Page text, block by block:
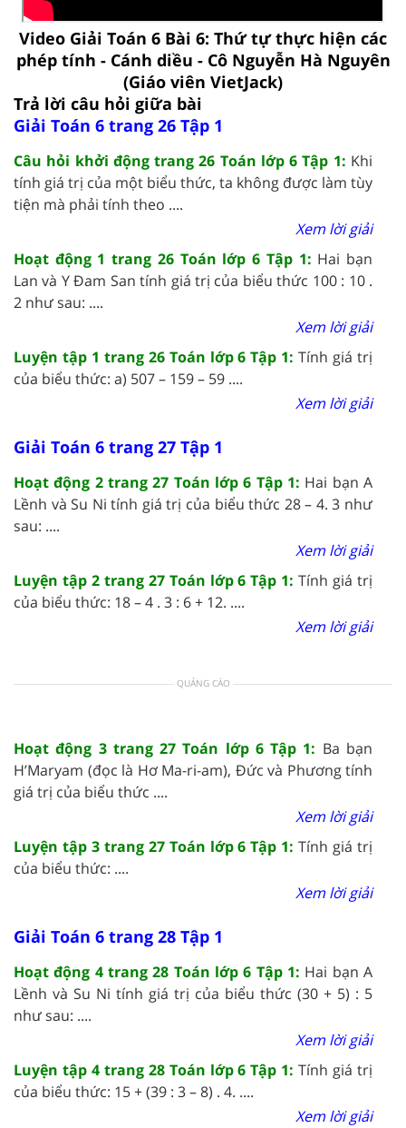
Video Giải Toán 6 Bài 6: Thứ tự thực hiện các
phép tính - Cánh diều - Cô Nguyễn Hà Nguyên
(Giáo viên VietJack)
Trả lời câu hỏi giữa bài
Giải Toán 6 trang 26 Tập 1
Câu hỏi khởi động trang 26 Toán lớp 6 Tập 1: Khi
tính giá trị của một biểu thức, ta không được làm tùy
tiện mà phải tính theo ....
Xem lời giải
Hoạt động 1 trang 26 Toán lớp 6 Tập 1: Hai bạn
Lan và Y Đam San tính giá trị của biểu thức 100 : 10 .
2 như sau: ....
Xem lời giải
Luyện tập 1 trang 26 Toán lớp 6 Tập 1: Tính giá trị
của biểu thức: a) 507 – 159 – 59 ....
Xem lời giải
Giải Toán 6 trang 27 Tập 1
Hoạt động 2 trang 27 Toán lớp 6 Tập 1: Hai bạn A
Lềnh và Su Ni tính giá trị của biểu thức 28 – 4. 3 như
sau: ....
Xem lời giải
Luyện tập 2 trang 27 Toán lớp 6 Tập 1: Tính giá trị
của biểu thức: 18 – 4 . 3 : 6 + 12. ....
Xem lời giải
QUẢNG CÁO
Hoạt động 3 trang 27 Toán lớp 6 Tập 1: Ba bạn
H’Maryam (đọc là Hơ Ma-ri-am), Đức và Phương tính
giá trị của biểu thức ....
Xem lời giải
Luyện tập 3 trang 27 Toán lớp 6 Tập 1: Tính giá trị
của biểu thức: ....
Xem lời giải
Giải Toán 6 trang 28 Tập 1
Hoạt động 4 trang 28 Toán lớp 6 Tập 1: Hai bạn A
Lềnh và Su Ni tính giá trị của biểu thức (30 + 5) : 5
như sau: ....
Xem lời giải
Luyện tập 4 trang 28 Toán lớp 6 Tập 1: Tính giá trị
của biểu thức: 15 + (39 : 3 – 8) . 4. ....
Xem lời giải